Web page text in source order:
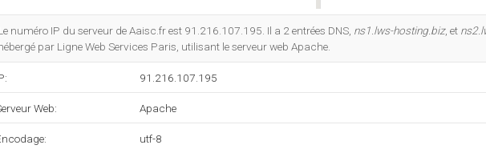
numéro IP du serveur de Aaisc.fr est 91.216.107.195. Il a 2 entrées DNS, ns1.lws-hosting.biz, et
par Ligne Web Services Paris, utilisant le serveur web Apache.
91.216.107.195
Web: Apache
utf-8